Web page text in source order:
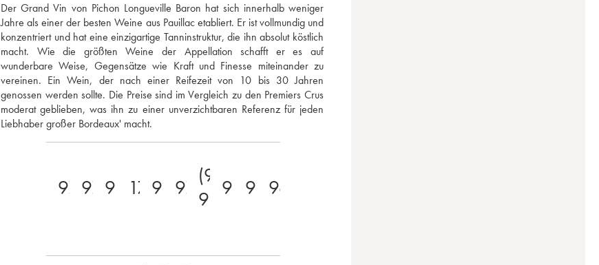
Der Grand Vin von Pichon Longueville Baron hat sich innerhalb weniger
Jahre als einer der besten Weine aus Pauillac etabliert. Er ist vollmundig und
konzentriert und hat eine einzigartige Tanninstruktur, die ihn absolut köstlich
macht. Wie die größten Weine der Appellation schafft er es auf
wunderbare Weise, Gegensätze wie Kraft und Finesse miteinander zu
vereinen. Ein Wein, der nach einer Reifezeit von 10 bis 30 Jahren
genossen werden sollte. Die Preise sind im Vergleich zu den Premiers Crus
moderat geblieben, was ihn zu einer unverzichtbaren Referenz für jeden
Liebhaber großer Bordeaux' macht.
97 97 98 17.5
99 97 (96-
98)98 99 96